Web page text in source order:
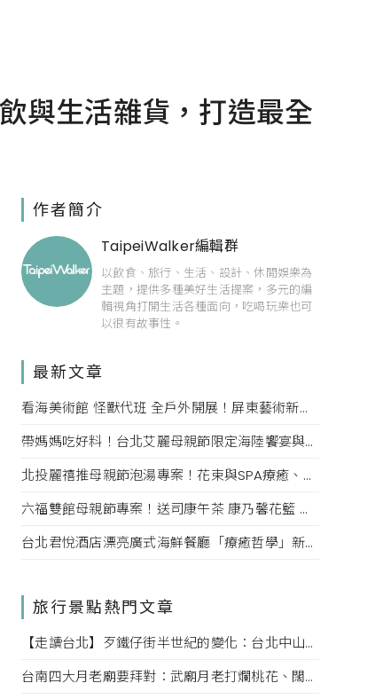
與生活雜貨，打造最全
作者簡介
TaipeiWalker編輯群
以飲食、旅行、生活、設計、休閒娛樂為
主題，提供多種美好生活提案，多元的編
輯視角打開生活各種面向，吃喝玩樂也可
以很有故事性。
最新文章
看海美術館 怪獸代班 全戶外開展！屏東藝術新亮點 網美必拍。
帶媽媽吃好料！台北艾麗母親節限定海陸饗宴與住房專案一次收藏。
北投麗禧推母親節泡湯專案！花束與SPA療癒、甜點同步登場
六福雙館母親節專案！送司康午茶 康乃馨花籃 演唱會票，高鐵78折限量。
台北君悅酒店漂亮廣式海鮮餐廳「療癒哲學」新菜單！每一口都成為心靈的享受。
旅行景點熱門文章
【走讀台北】歹鐵仔街半世紀的變化：台北中山赤峰街上文創小店內的故事
台南四大月老廟要拜對：武廟月老打爛桃花、闊嘴月老說媒牽姻緣，愛情也該對症下藥